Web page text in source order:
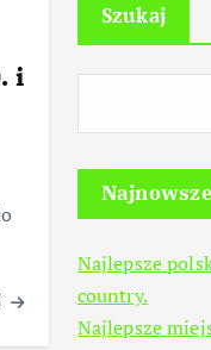
i
Szukaj
Najlepsze
country.
Najlepsze